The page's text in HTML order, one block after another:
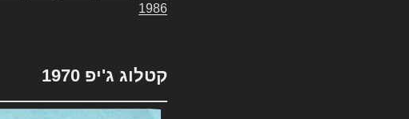
1986
קטלוג ג'יפ 1970